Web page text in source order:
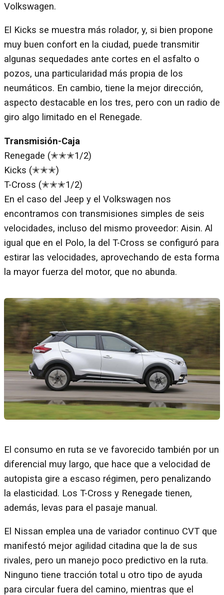
Volkswagen.
El Kicks se muestra más rolador, y, si bien propone
muy buen confort en la ciudad, puede transmitir
algunas sequedades ante cortes en el asfalto o
pozos, una particularidad más propia de los
neumáticos. En cambio, tiene la mejor dirección,
aspecto destacable en los tres, pero con un radio de
giro algo limitado en el Renegade.
Transmisión-Caja
Renegade (✭✭✭1/2)
Kicks (✭✭✭)
T-Cross (✭✭✭1/2)
En el caso del Jeep y el Volkswagen nos
encontramos con transmisiones simples de seis
velocidades, incluso del mismo proveedor: Aisin. Al
igual que en el Polo, la del T-Cross se configuró para
estirar las velocidades, aprovechando de esta forma
la mayor fuerza del motor, que no abunda.
El consumo en ruta se ve favorecido también por un
diferencial muy largo, que hace que a velocidad de
autopista gire a escaso régimen, pero penalizando
la elasticidad. Los T-Cross y Renegade tienen,
además, levas para el pasaje manual.
El Nissan emplea una de variador continuo CVT que
manifestó mejor agilidad citadina que la de sus
rivales, pero un manejo poco predictivo en la ruta.
Ninguno tiene tracción total u otro tipo de ayuda
para circular fuera del camino, mientras que el